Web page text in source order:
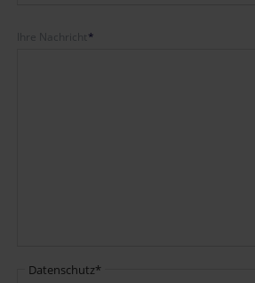
Pflichtfeld
Ihre Nachricht *
Pflichtfeld
Datenschutz*